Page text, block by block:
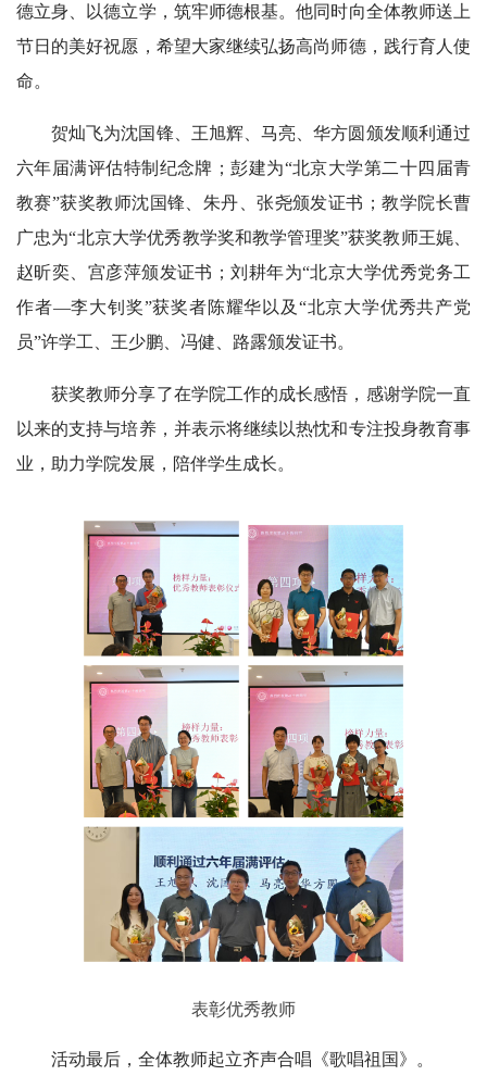
德立身、以德立学，筑牢师德根基。他同时向全体教师送上
节日的美好祝愿，希望大家继续弘扬高尚师德，践行育人使
命。
贺灿飞为沈国锋、王旭辉、马亮、华方圆颁发顺利通过
六年届满评估特制纪念牌；彭建为“北京大学第二十四届青
教赛”获奖教师沈国锋、朱丹、张尧颁发证书；教学院长曹
广忠为“北京大学优秀教学奖和教学管理奖”获奖教师王娓、
赵昕奕、宫彦萍颁发证书；刘耕年为“北京大学优秀党务工
作者—李大钊奖”获奖者陈耀华以及“北京大学优秀共产党
员”许学工、王少鹏、冯健、路露颁发证书。
获奖教师分享了在学院工作的成长感悟，感谢学院一直
以来的支持与培养，并表示将继续以热忱和专注投身教育事
业，助力学院发展，陪伴学生成长。
表彰优秀教师
活动最后，全体教师起立齐声合唱《歌唱祖国》。